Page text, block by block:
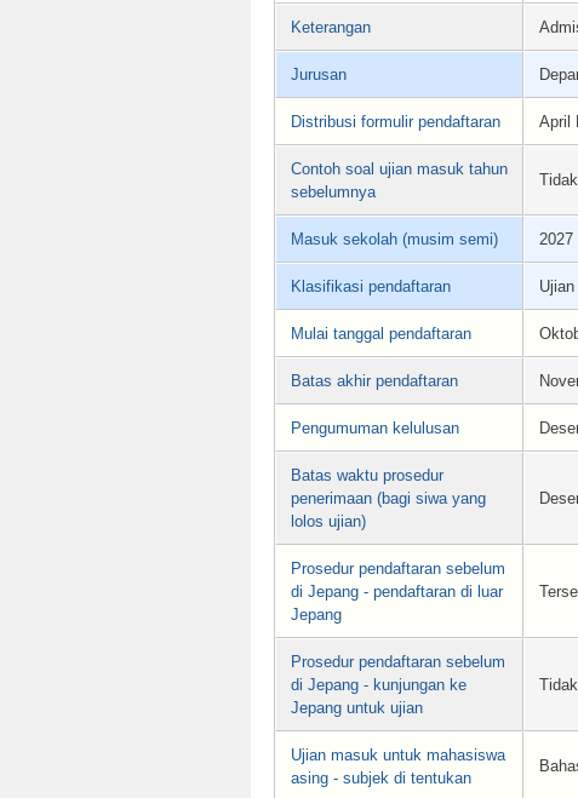
Keterangan
Jurusan
Distribusi formulir pendaftaran April
Contoh soal ujian masuk tahun
sebelumnya
Masuk sekolah (musim semi) 2027
Klasifikasi pendaftaran
Mulai tanggal pendaftaran
Batas akhir pendaftaran
Pengumuman kelulusan
Batas waktu prosedur
penerimaan (bagi siwa yang
lolos ujian)
Prosedur pendaftaran sebelum
di Jepang - pendaftaran di luar
Jepang
Prosedur pendaftaran sebelum
di Jepang - kunjungan ke
Jepang untuk ujian
Ujian masuk untuk mahasiswa
asing - subjek di tentukan